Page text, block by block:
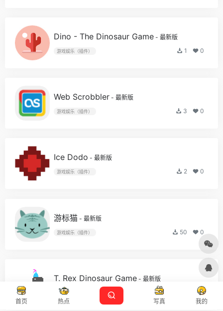
Dino - The Dinosaur Game - 最新版
游戏娱乐（插件） 1 0
Web Scrobbler - 最新版
游戏娱乐（插件） 3 0
Ice Dodo - 最新版
游戏娱乐（插件） 2 0
游标猫 - 最新版
游戏娱乐（插件） 50 0
T. Rex Dinosaur Game - 最新版
游戏娱乐（插件）
0
首页
热点 写真 我的